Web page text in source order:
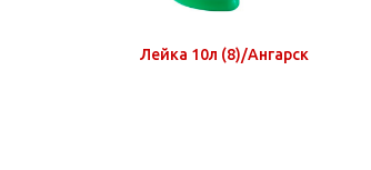
Лейка 10л (8)/Ангарск